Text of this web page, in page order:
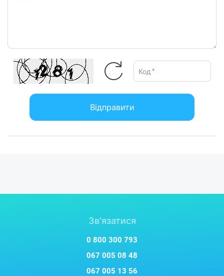
Код *
Відправити
Зв'язатися
0 800 300 793
067 005 08 48
067 005 13 56